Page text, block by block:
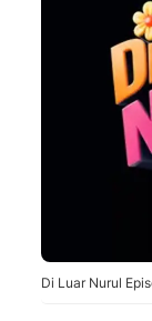
Di Luar Nurul